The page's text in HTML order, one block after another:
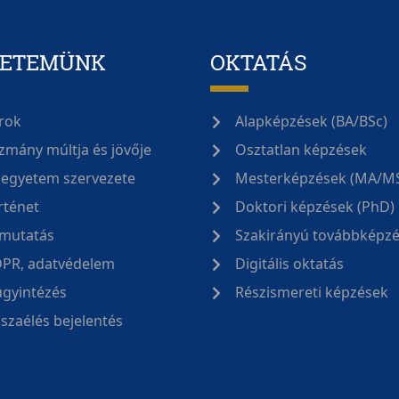
múltja és jövője
szervezete
adatvédelem
bejelentés
OKTATÁS
Alapképzések (BA/BSc)
Osztatlan képzések
Mesterképzések (MA/
Doktori képzések (PhD)
Szakirányú
Digitális oktatás
Részismereti képzések